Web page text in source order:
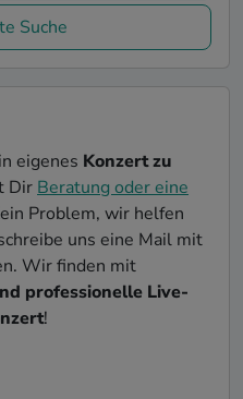
Suche
eigenes Konzert zu
Dir Beratung oder eine
Problem, wir helfen
uns eine Mail mit
Wir finden mit
professionelle Live-
!